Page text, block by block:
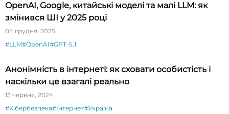
OpenAI, Google, китайські моделі та малі LLM: як
змінився ШІ у 2025 році
04 грудня, 2025
#LLM#OpenAI#GPT-5.1
Анонімність в інтернеті: як сховати особистість і
наскільки це взагалі реально
13 червня, 2024
#Кібербезпека#Інтернет#Україна